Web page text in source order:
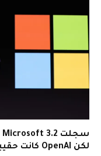
لكن OpenAI كانت حقيبة مختلطة